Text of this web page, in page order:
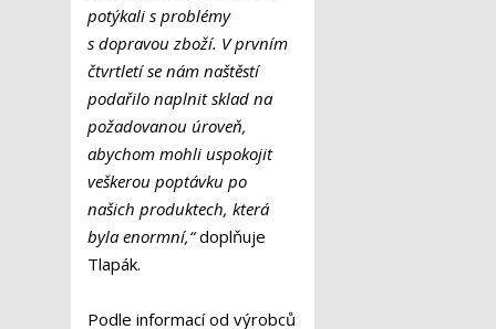
potýkali s problémy
s dopravou zboží. V prvním
čtvrtletí se nám naštěstí
podařilo naplnit sklad na
požadovanou úroveň,
abychom mohli uspokojit
veškerou poptávku po
našich produktech, která
byla enormní,“doplňuje
Tlapák.
Podle informací od výrobců